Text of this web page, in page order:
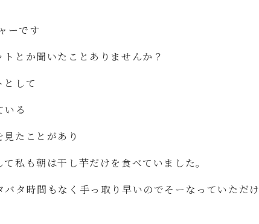
ーです
とか聞いたことありませんか？
として
いる
たことがあり
私も朝は干し芋だけを食べていました。
バタ時間もなく手っ取り早いのでそーなっていただけ